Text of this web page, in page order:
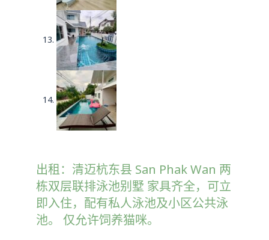
出租：清迈杭东县 San Phak Wan 两
栋双层联排泳池别墅 家具齐全，可立
即入住，配有私人泳池及小区公共泳
池。 仅允许饲养猫咪。